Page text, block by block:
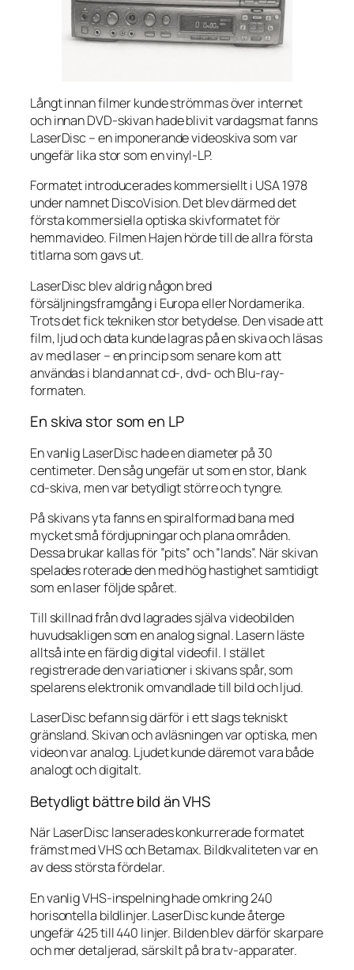
Långt innan filmer kunde strömmas över internet
och innan DVD-skivan hade blivit vardagsmat fanns
LaserDisc – en imponerande videoskiva som var
ungefär lika stor som en vinyl-LP.
Formatet introducerades kommersiellt i USA 1978
under namnet DiscoVision. Det blev därmed det
första kommersiella optiska skivformatet för
hemmavideo. FilmenHajenhörde till de allra första
titlarna som gavs ut.
LaserDisc blev aldrig någon bred
försäljningsframgång i Europa eller Nordamerika.
Trots det fick tekniken stor betydelse. Den visade att
film, ljud och data kunde lagras på en skiva och läsas
av med laser – en princip som senare kom att
användas i bland annat cd-, dvd- och Blu-ray-
formaten.
En skiva stor som en LP
En vanlig LaserDisc hade en diameter på 30
centimeter. Den såg ungefär ut som en stor, blank
cd-skiva, men var betydligt större och tyngre.
På skivans yta fanns en spiralformad bana med
mycket små fördjupningar och plana områden.
Dessa brukar kallas för ”pits” och ”lands”. När skivan
spelades roterade den med hög hastighet samtidigt
som en laser följde spåret.
Till skillnad från dvd lagrades själva videobilden
huvudsakligen som en analog signal. Lasern läste
alltså inte en färdig digital videofil. I stället
registrerade den variationer i skivans spår, som
spelarens elektronik omvandlade till bild och ljud.
LaserDisc befann sig därför i ett slags tekniskt
gränsland. Skivan och avläsningen var optiska, men
videon var analog. Ljudet kunde däremot vara både
analogt och digitalt.
Betydligt bättre bild än VHS
När LaserDisc lanserades konkurrerade formatet
främst med VHS och Betamax. Bildkvaliteten var en
av dess största fördelar.
En vanlig VHS-inspelning hade omkring 240
horisontella bildlinjer. LaserDisc kunde återge
ungefär 425 till 440 linjer. Bilden blev därför skarpare
och mer detaljerad, särskilt på bra tv-apparater.